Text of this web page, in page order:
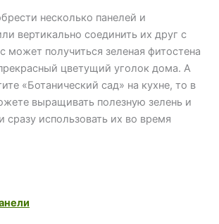
несколько панелей и
вертикально соединить их друг с
может получиться зеленая фитостена
цветущий уголок дома. А
«Ботанический сад» на кухне, то в
выращивать полезную зелень и
сразу использовать их во время